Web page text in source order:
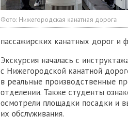
Фото: Нижегородская канатная дорога
пассажирских канатных дорог и
Экскурсия началась с
с Нижегородской канатной
в реальные производственные
отделении. Также студенты
осмотрели площадки посадки и
их обслуживания.